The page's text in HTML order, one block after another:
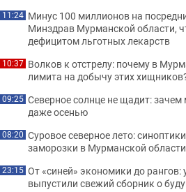
11:24 Минус 100 миллионов на
Минздрав Мурманской области,
дефицитом льготных лекарств
10:37 Волков к отстрелу: почему в
лимита на добычу этих
09:25 Северное солнце не щадит:
даже осенью
08:20 Суровое северное лето:
заморозки в Мурманской области
23:15 От «синей» экономики до рангов:
выпустили свежий сборник о